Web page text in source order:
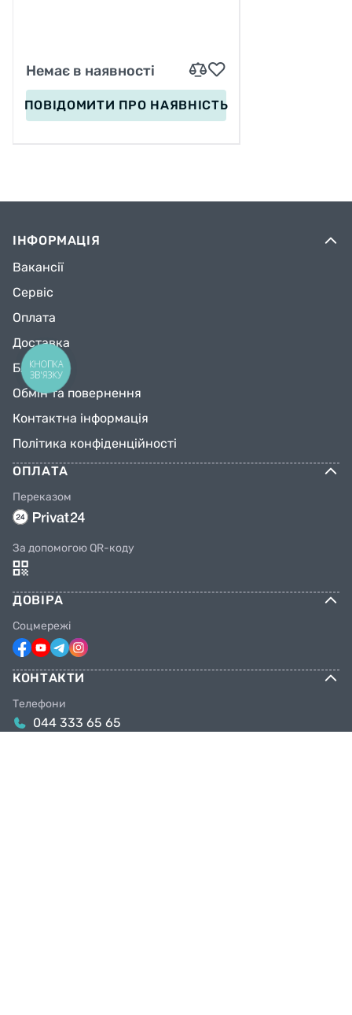
Немає в наявності
ПОВІДОМИТИ ПРО НАЯВНІСТЬ
ІНФОРМАЦІЯ
Вакансії
Сервіс
Оплата
Доставка
Блог
Обмін та повернення
Контактна інформація
Політика конфіденційності
ОПЛАТА
Переказом
За допомогою QR-коду
ДОВІРА
Соцмережі
КОНТАКТИ
Телефони
044 333 65 65
КНОПКА
ЗВ'ЯЗКУ